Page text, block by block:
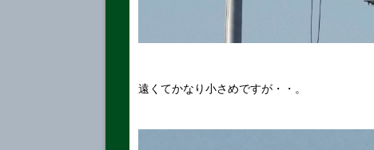
遠くてかなり小さめですが・・。